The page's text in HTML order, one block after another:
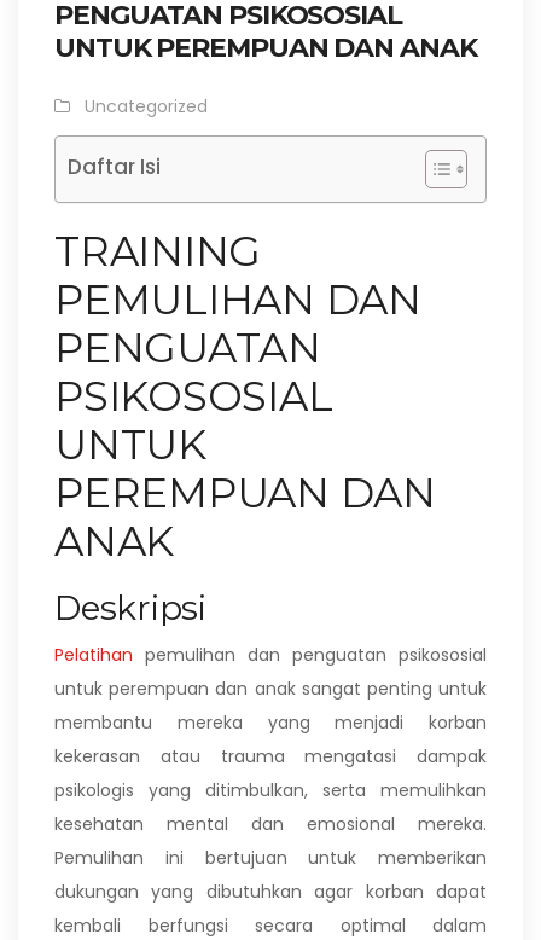
PENGUATAN PSIKOSOSIAL
UNTUK PEREMPUAN DAN ANAK
Uncategorized
Daftar Isi
TRAINING
PEMULIHAN DAN
PENGUATAN
PSIKOSOSIAL
UNTUK
PEREMPUAN DAN
ANAK
Deskripsi
Pelatihan pemulihan dan penguatan psikososial
untuk perempuan dan anak sangat penting untuk
membantu mereka yang menjadi korban
kekerasan atau trauma mengatasi dampak
psikologis yang ditimbulkan, serta memulihkan
kesehatan mental dan emosional mereka.
Pemulihan ini bertujuan untuk memberikan
dukungan yang dibutuhkan agar korban dapat
kembali berfungsi secara optimal dalam